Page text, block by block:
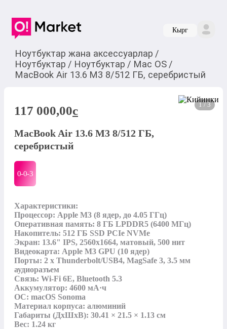
Кырг
Ноутбуктар жана аксессуарлар /
Ноутбуктар / Ноутбуктар / Mac OS /
MacBook Air 13.6 M3 8/512 ГБ, серебристый
1 / 3
117 000,00c
MacBook Air 13.6 M3 8/512 ГБ,
серебристый
0-0-3
Характеристики:
Процессор: Apple M3 (8 ядер, до 4.05 ГГц)
Оперативная память: 8 ГБ LPDDR5 (6400 МГц)
Накопитель: 512 ГБ SSD PCIe NVMe
Экран: 13.6" IPS, 2560x1664, матовый, 500 нит
Видеокарта: Apple M3 GPU (10 ядер)
Порты: 2 x Thunderbolt/USB4, MagSafe 3, 3.5 мм
аудиоразъем
Связь: Wi-Fi 6E, Bluetooth 5.3
Аккумулятор: 4600 мА·ч
ОС: macOS Sonoma
Материал корпуса: алюминий
Габариты (ДхШхВ): 30.41 × 21.5 × 1.13 см
Вес: 1.24 кг